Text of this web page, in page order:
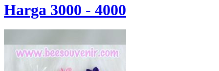
Harga 3000 - 4000